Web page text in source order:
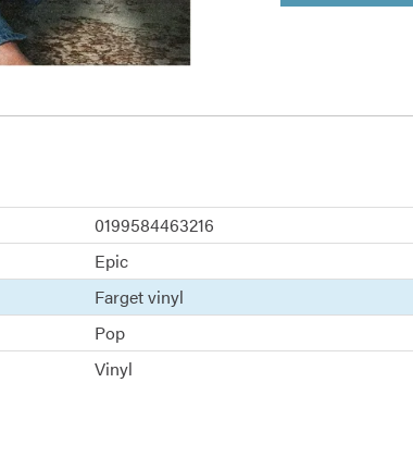
0199584463216
Epic
Farget vinyl
Pop
Vinyl